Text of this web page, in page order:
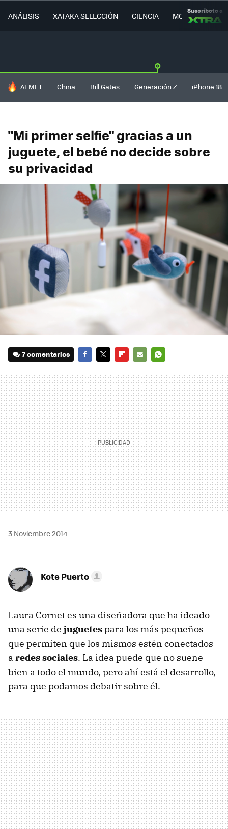
ANÁLISIS XATAKA SELECCIÓN CIENCIA MOVILIDAD
Suscríbete a
HOY SE HABLA DE
AEMET China Bill Gates Generación Z iPhone 18
"Mi primer selfie" gracias a un
juguete, el bebé no decide sobre
su privacidad
7 comentarios
MAIL
3 Noviembre 2014
Kote Puerto
Laura Cornet es una diseñadora que ha ideado
una serie de juguetespara los más pequeños
que permiten que los mismos estén conectados
a redes sociales. La idea puede que no suene
bien a todo el mundo, pero ahí está el desarrollo,
para que podamos debatir sobre él.